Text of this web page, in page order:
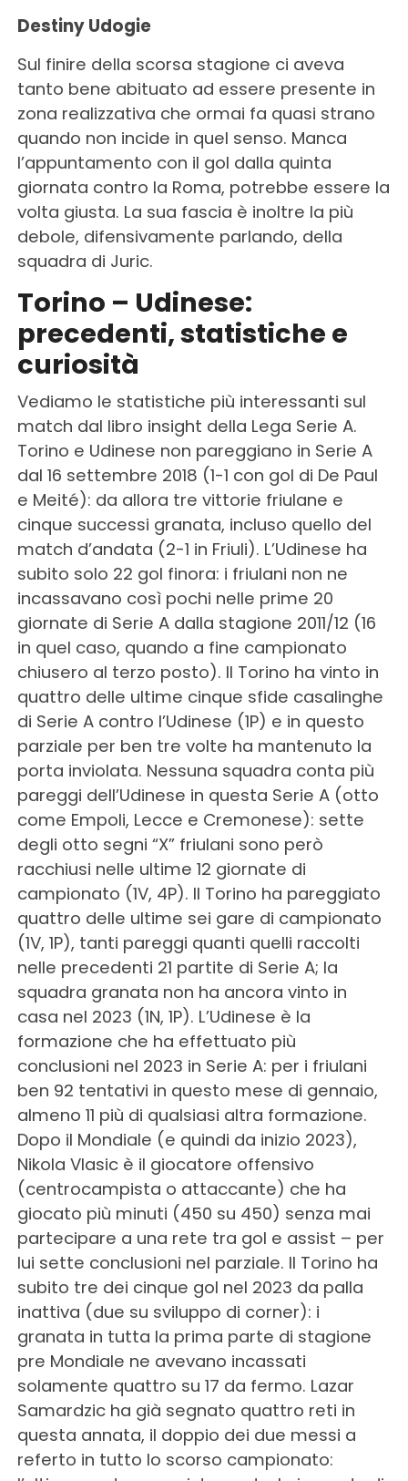
Destiny Udogie
Sul finire della scorsa stagione ci aveva
tanto bene abituato ad essere presente in
zona realizzativa che ormai fa quasi strano
quando non incide in quel senso. Manca
l’appuntamento con il gol dalla quinta
giornata contro la Roma, potrebbe essere la
volta giusta. La sua fascia è inoltre la più
debole, difensivamente parlando, della
squadra di Juric.
Torino – Udinese:
precedenti, statistiche e
curiosità
Vediamo le statistiche più interessanti sul
match dal libro insight della Lega Serie A.
Torino e Udinese non pareggiano in Serie A
dal 16 settembre 2018 (1-1 con gol di De Paul
e Meité): da allora tre vittorie friulane e
cinque successi granata, incluso quello del
match d’andata (2-1 in Friuli). L’Udinese ha
subito solo 22 gol finora: i friulani non ne
incassavano così pochi nelle prime 20
giornate di Serie A dalla stagione 2011/12 (16
in quel caso, quando a fine campionato
chiusero al terzo posto). Il Torino ha vinto in
quattro delle ultime cinque sfide casalinghe
di Serie A contro l’Udinese (1P) e in questo
parziale per ben tre volte ha mantenuto la
porta inviolata. Nessuna squadra conta più
pareggi dell’Udinese in questa Serie A (otto
come Empoli, Lecce e Cremonese): sette
degli otto segni “X” friulani sono però
racchiusi nelle ultime 12 giornate di
campionato (1V, 4P). Il Torino ha pareggiato
quattro delle ultime sei gare di campionato
(1V, 1P), tanti pareggi quanti quelli raccolti
nelle precedenti 21 partite di Serie A; la
squadra granata non ha ancora vinto in
casa nel 2023 (1N, 1P). L’Udinese è la
formazione che ha effettuato più
conclusioni nel 2023 in Serie A: per i friulani
ben 92 tentativi in questo mese di gennaio,
almeno 11 più di qualsiasi altra formazione.
Dopo il Mondiale (e quindi da inizio 2023),
Nikola Vlasic è il giocatore offensivo
(centrocampista o attaccante) che ha
giocato più minuti (450 su 450) senza mai
partecipare a una rete tra gol e assist – per
lui sette conclusioni nel parziale. Il Torino ha
subito tre dei cinque gol nel 2023 da palla
inattiva (due su sviluppo di corner): i
granata in tutta la prima parte di stagione
pre Mondiale ne avevano incassati
solamente quattro su 17 da fermo. Lazar
Samardzic ha già segnato quattro reti in
questa annata, il doppio dei due messi a
referto in tutto lo scorso campionato: